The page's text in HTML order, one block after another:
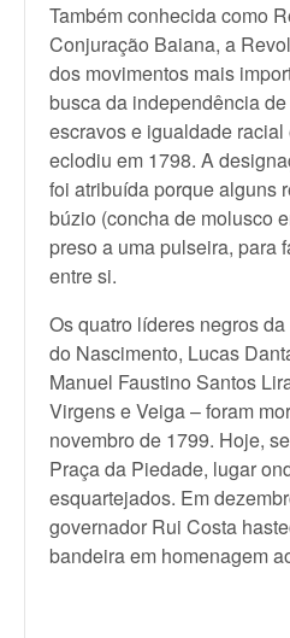
Também conhecida como
Conjuração Baiana, a
dos movimentos mais
busca da independência
escravos e igualdade
eclodiu em 1798. A
foi atribuída porque alguns
búzio (concha de molusco
preso a uma pulseira, para
entre si.
Os quatro líderes negros
do Nascimento, Lucas
Manuel Faustino Santos
Virgens e Veiga – foram
novembro de 1799. Hoje,
Praça da Piedade, lugar
esquartejados. Em
governador Rui Costa
bandeira em homenagem